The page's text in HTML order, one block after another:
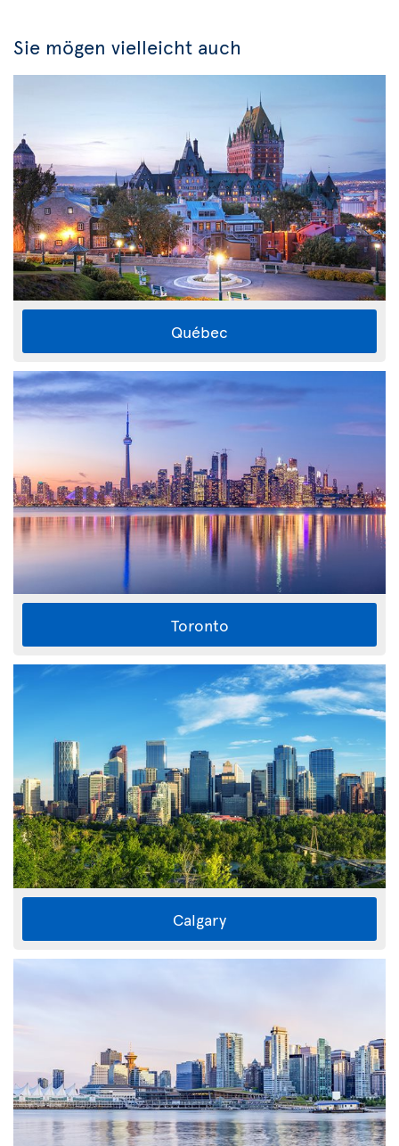
Sie mögen vielleicht auch
Québec
Toronto
Calgary